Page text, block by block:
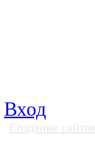
Вход
Создание сайтов